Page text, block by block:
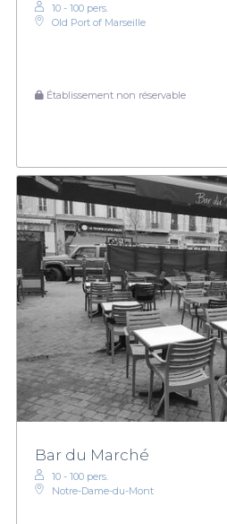
10 - 100 pers.
Old Port of Marseille
Établissement non réservable
Bar du Marché
10 - 100 pers.
Notre-Dame-du-Mont